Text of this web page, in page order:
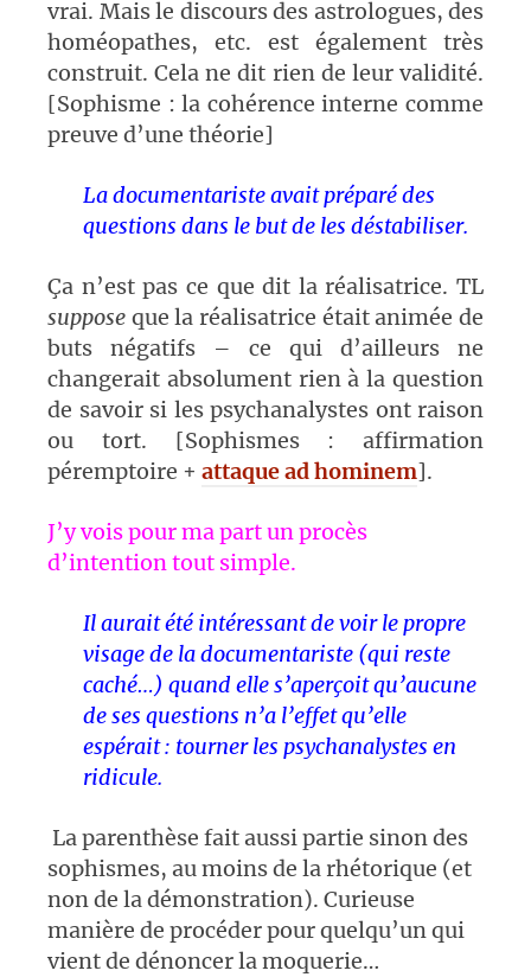
vrai. Mais le discours des astrologues, des
homéopathes, etc. est également très
construit. Cela ne dit rien de leur validité.
[Sophisme : la cohérence interne comme
preuve d’une théorie]
La documentariste avait préparé des
questions dans le but de les déstabiliser.
Ça n’est pas ce que dit la réalisatrice. TL
suppose que la réalisatrice était animée de
buts négatifs – ce qui d’ailleurs ne
changerait absolument rien à la question
de savoir si les psychanalystes ont raison
ou tort. [Sophismes : affirmation
péremptoire + attaque ad hominem].
J’y vois pour ma part un procès
d’intention tout simple.
Il aurait été intéressant de voir le propre
visage de la documentariste (qui reste
caché…) quand elle s’aperçoit qu’aucune
de ses questions n’a l’effet qu’elle
espérait : tourner les psychanalystes en
ridicule.
La parenthèse fait aussi partie sinon des
sophismes, au moins de la rhétorique (et
non de la démonstration). Curieuse
manière de procéder pour quelqu’un qui
vient de dénoncer la moquerie…